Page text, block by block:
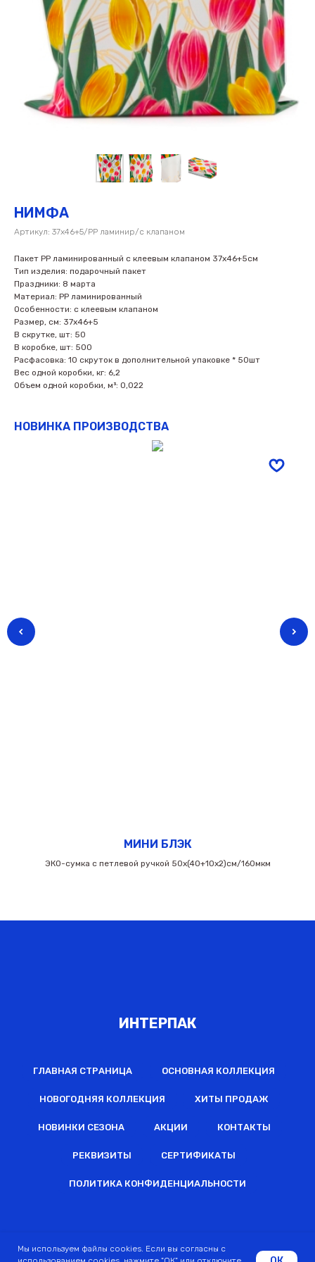
НИМФА
Артикул: 37х46+5/PP ламинир/с клапаном
Пакет PP ламинированный с клеевым клапаном 37х46+5см
Тип изделия: подарочный пакет
Праздники: 8 марта
Материал: PP ламинированный
Особенности: с клеевым клапаном
Размер, см: 37х46+5
В скрутке, шт: 50
В коробке, шт: 500
Расфасовка: 10 скруток в дополнительной упаковке * 50шт
Вес одной коробки, кг: 6,2
Объем одной коробки, м³: 0,022
НОВИНКА ПРОИЗВОДСТВА
МИНИ БЛЭК
ЭКО-сумка с петлевой ручкой 50х(40+10х2)см/160мкм
ИНТЕРПАК
ГЛАВНАЯ СТРАНИЦА ОСНОВНАЯ КОЛЛЕКЦИЯ
НОВОГОДНЯЯ КОЛЛЕКЦИЯ ХИТЫ ПРОДАЖ
НОВИНКИ СЕЗОНА АКЦИИ КОНТАКТЫ
РЕКВИЗИТЫ СЕРТИФИКАТЫ
ПОЛИТИКА КОНФИДЕНЦИАЛЬНОСТИ
Мы используем файлы cookies. Если вы согласны с